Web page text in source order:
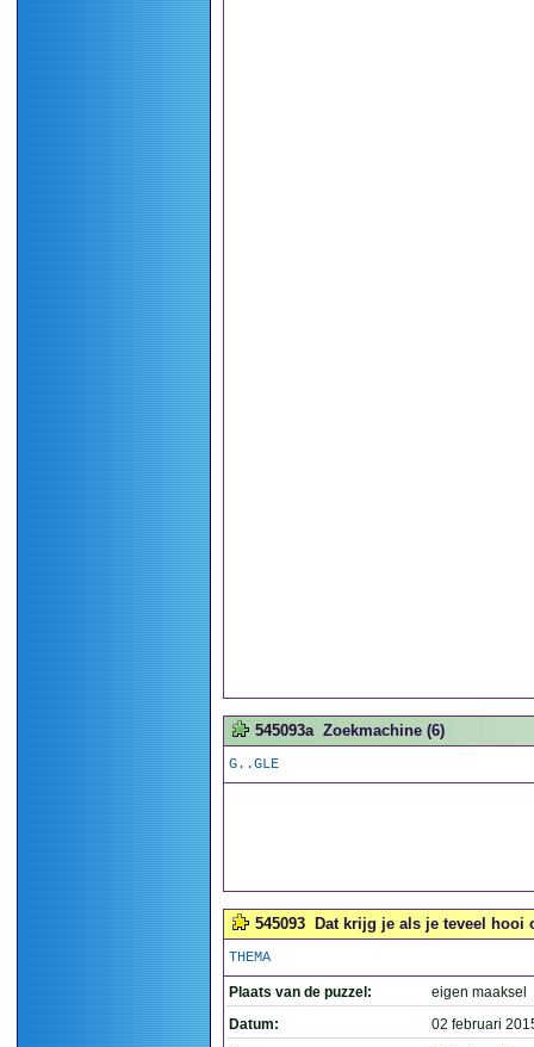
545093a Zoekmachine (6)
G..GLE
545093 Dat krijg je als je teveel hooi
THEMA
Plaats van de puzzel:
eigen maaksel
Datum:
02 februari